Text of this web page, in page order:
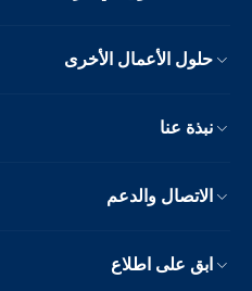
حلول الأعمال الأخرى
نبذة عنا
الاتصال والدعم
ابق على اطلاع